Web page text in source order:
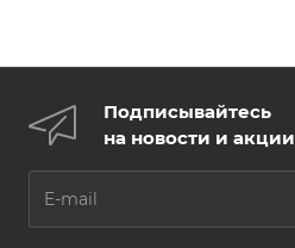
Подписывайтесь
на новости и акции